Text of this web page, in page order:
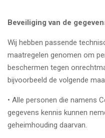
Beveiliging van de
Wij hebben passende
maatregelen genomen om
beschermen tegen
bijvoorbeeld de volgende
• Alle personen die namens
gegevens kennis kunnen
geheimhouding daarvan.